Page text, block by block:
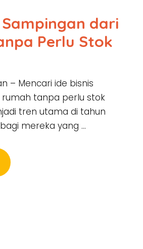
Sampingan dari
Perlu Stok
– Mencari ide bisnis
tanpa perlu stok
tren utama di tahun
mereka yang …